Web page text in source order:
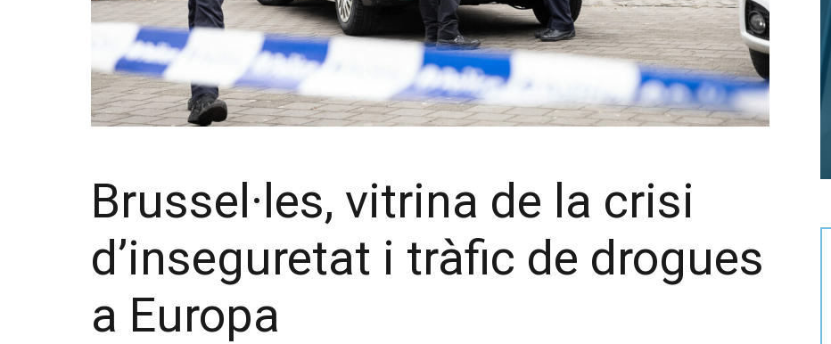
Brussel·les, vitrina de la crisi
d’inseguretat i tràfic de drogues
a Europa